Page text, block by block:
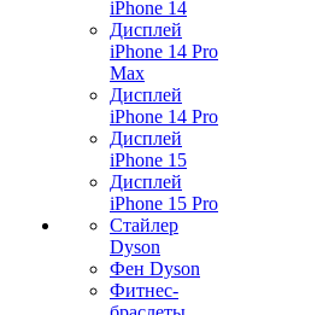
iPhone 14
Дисплей
iPhone 14 Pro
Max
Дисплей
iPhone 14 Pro
Дисплей
iPhone 15
Дисплей
iPhone 15 Pro
Стайлер
Dyson
Фен Dyson
Фитнес-